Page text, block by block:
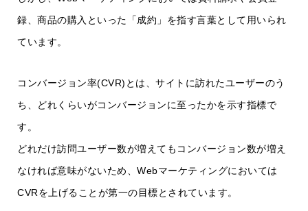
録、商品の購入といった「成約」を指す言葉として用いられ
ています。
コンバージョン率(CVR)とは、サイトに訪れたユーザーのう
ち、どれくらいがコンバージョンに至ったかを示す指標で
す。
どれだけ訪問ユーザー数が増えてもコンバージョン数が増え
なければ意味がないため、Webマーケティングにおいては
CVRを上げることが第一の目標とされています。